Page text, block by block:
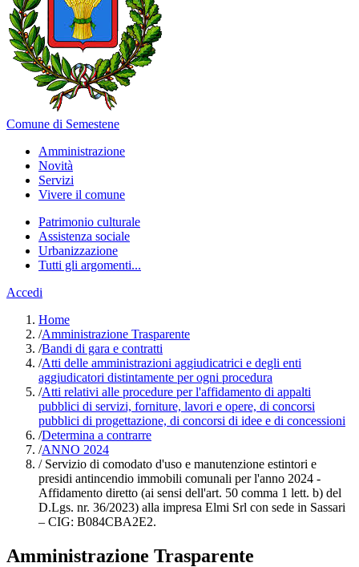
Comune di Semestene
Amministrazione
Novità
Servizi
Vivere il comune
Patrimonio culturale
Assistenza sociale
Urbanizzazione
Tutti gli argomenti...
Accedi
Home
/Amministrazione Trasparente
/Bandi di gara e contratti
/Atti delle amministrazioni aggiudicatrici e degli enti
aggiudicatori distintamente per ogni procedura
/Atti relativi alle procedure per l'affidamento di appalti
pubblici di servizi, forniture, lavori e opere, di concorsi
pubblici di progettazione, di concorsi di idee e di concessioni
/Determina a contrarre
/ANNO 2024
/Servizio di comodato d'uso e manutenzione estintori e
presidi antincendio immobili comunali per l'anno 2024 -
Affidamento diretto (ai sensi dell'art. 50 comma 1 lett. b) del
D.Lgs. nr. 36/2023) alla impresa Elmi Srl con sede in Sassari
– CIG: B084CBA2E2.
Amministrazione Trasparente